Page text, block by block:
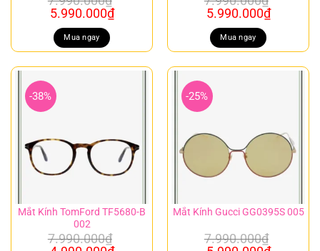
Giá
gốc
là:
7.990.000₫.
5.990.000₫Giá
là:
5.990.000₫.
Mua ngay
Giá
gốc
là:
7.990.000₫.
5.990.000₫Giá
là:
Mua ngay
-38%
Mắt Kính TomFord TF5680-B
002
7.990.000₫
-25%
Mắt Kính Gucci GG0395S 005
7.990.000₫